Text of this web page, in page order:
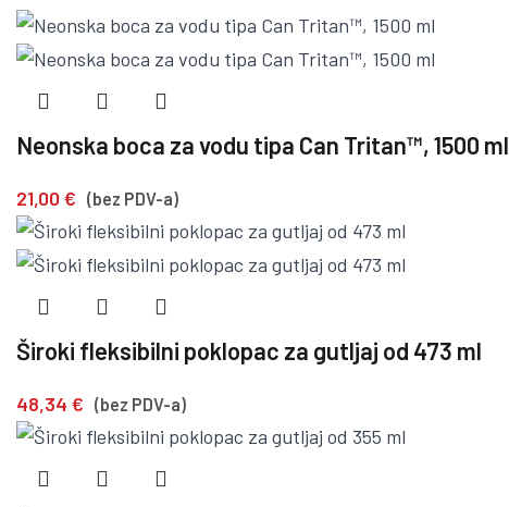
Neonska boca za vodu tipa Can Tritan™, 1500 ml
21,00€ (bez PDV-a)
Široki fleksibilni poklopac za gutljaj od 473 ml
48,34 € (bez PDV-a)